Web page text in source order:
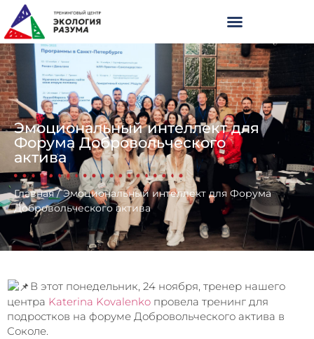
Эмоциональный интеллект для
Форума Добровольческого
актива
Главная/Эмоциональный интеллект для Форума
Добровольческого актива
В этот понедельник, 24 ноября, тренер нашего
центра Katerina Kovalenko провела тренинг для
подростков на форуме Добровольческого актива в
Соколе.